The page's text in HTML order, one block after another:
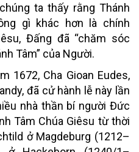
ta thấy rằng Thánh
gì khác hơn là chính
Đấng đã “chăm sóc
Tâm” của Người.
1672, Cha Gioan Eudes,
đã cử hành lễ này lần
nhà thần bí người Đức
Tâm Chúa Giêsu từ thời
ở Magdeburg (1212–